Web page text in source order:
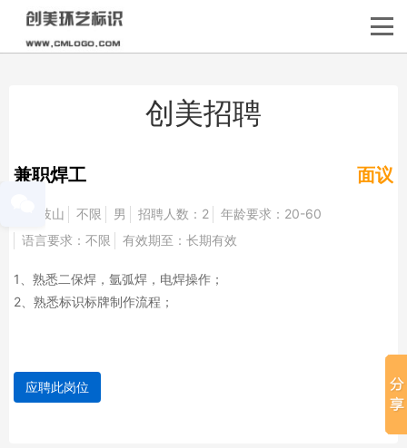
创美招聘
兼职焊工 面议
宝鸡岐山 不限 男 招聘人数：2
年龄要求：20-60
语言要求：不限
有效期至：长期有效
1、熟悉二保焊，氩弧焊，电焊操作；
2、熟悉标识标牌制作流程；
应聘此岗位